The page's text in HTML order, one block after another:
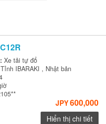
C12R
:Xe tải tự đổ
Tỉnh IBARAKI , Nhật bản
JPY600,000
Hiển thị chi tiết